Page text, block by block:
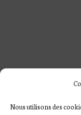
Nous utilisons des